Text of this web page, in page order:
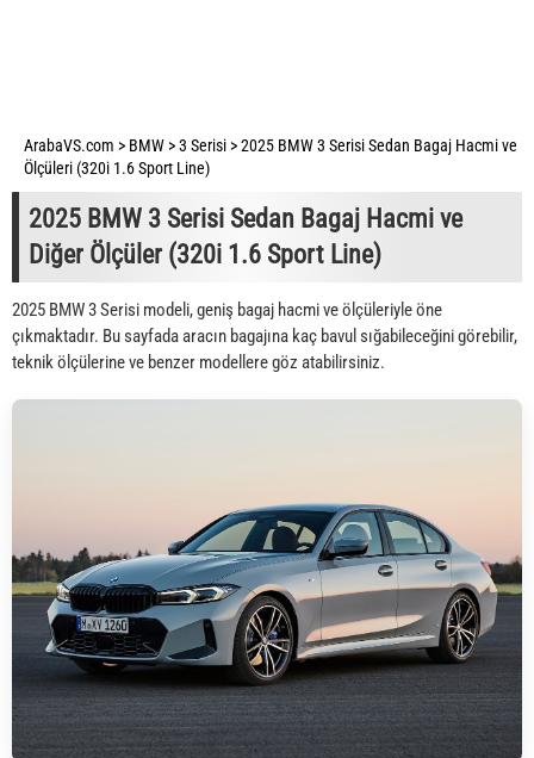
ArabaVS.com > BMW >3 Serisi >2025 BMW 3 Serisi Sedan Bagaj Hacmi ve
Ölçüleri (320i 1.6 Sport Line)
2025 BMW 3 Serisi Sedan Bagaj Hacmi ve
Diğer Ölçüler (320i 1.6 Sport Line)
2025 BMW 3 Serisi modeli, geniş bagaj hacmi ve ölçüleriyle öne
çıkmaktadır. Bu sayfada aracın bagajına kaç bavul sığabileceğini görebilir,
teknik ölçülerine ve benzer modellere göz atabilirsiniz.